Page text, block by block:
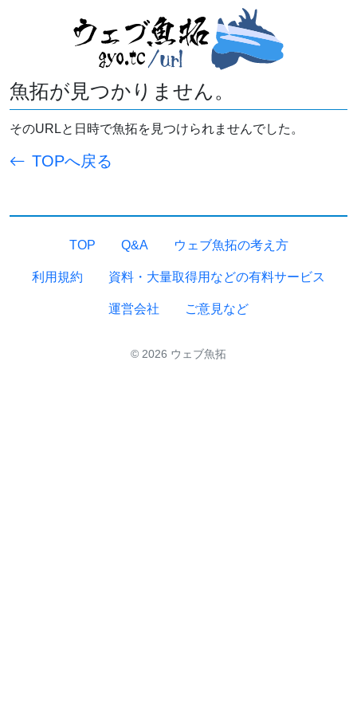
魚拓が見つかりません。
そのURLと日時で魚拓を見つけられませんでした。
TOPへ戻る
TOP Q&A ウェブ魚拓の考え方
利用規約 資料・大量取得用などの有料サービス
運営会社 ご意見など
© 2026 ウェブ魚拓